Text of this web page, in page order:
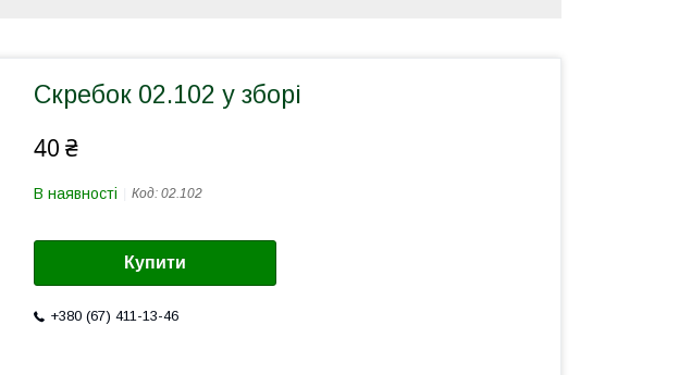
Скребок 02.102 у зборі
40 ₴
В наявності Код: 02.102
Купити
+380 (67) 411-13-46